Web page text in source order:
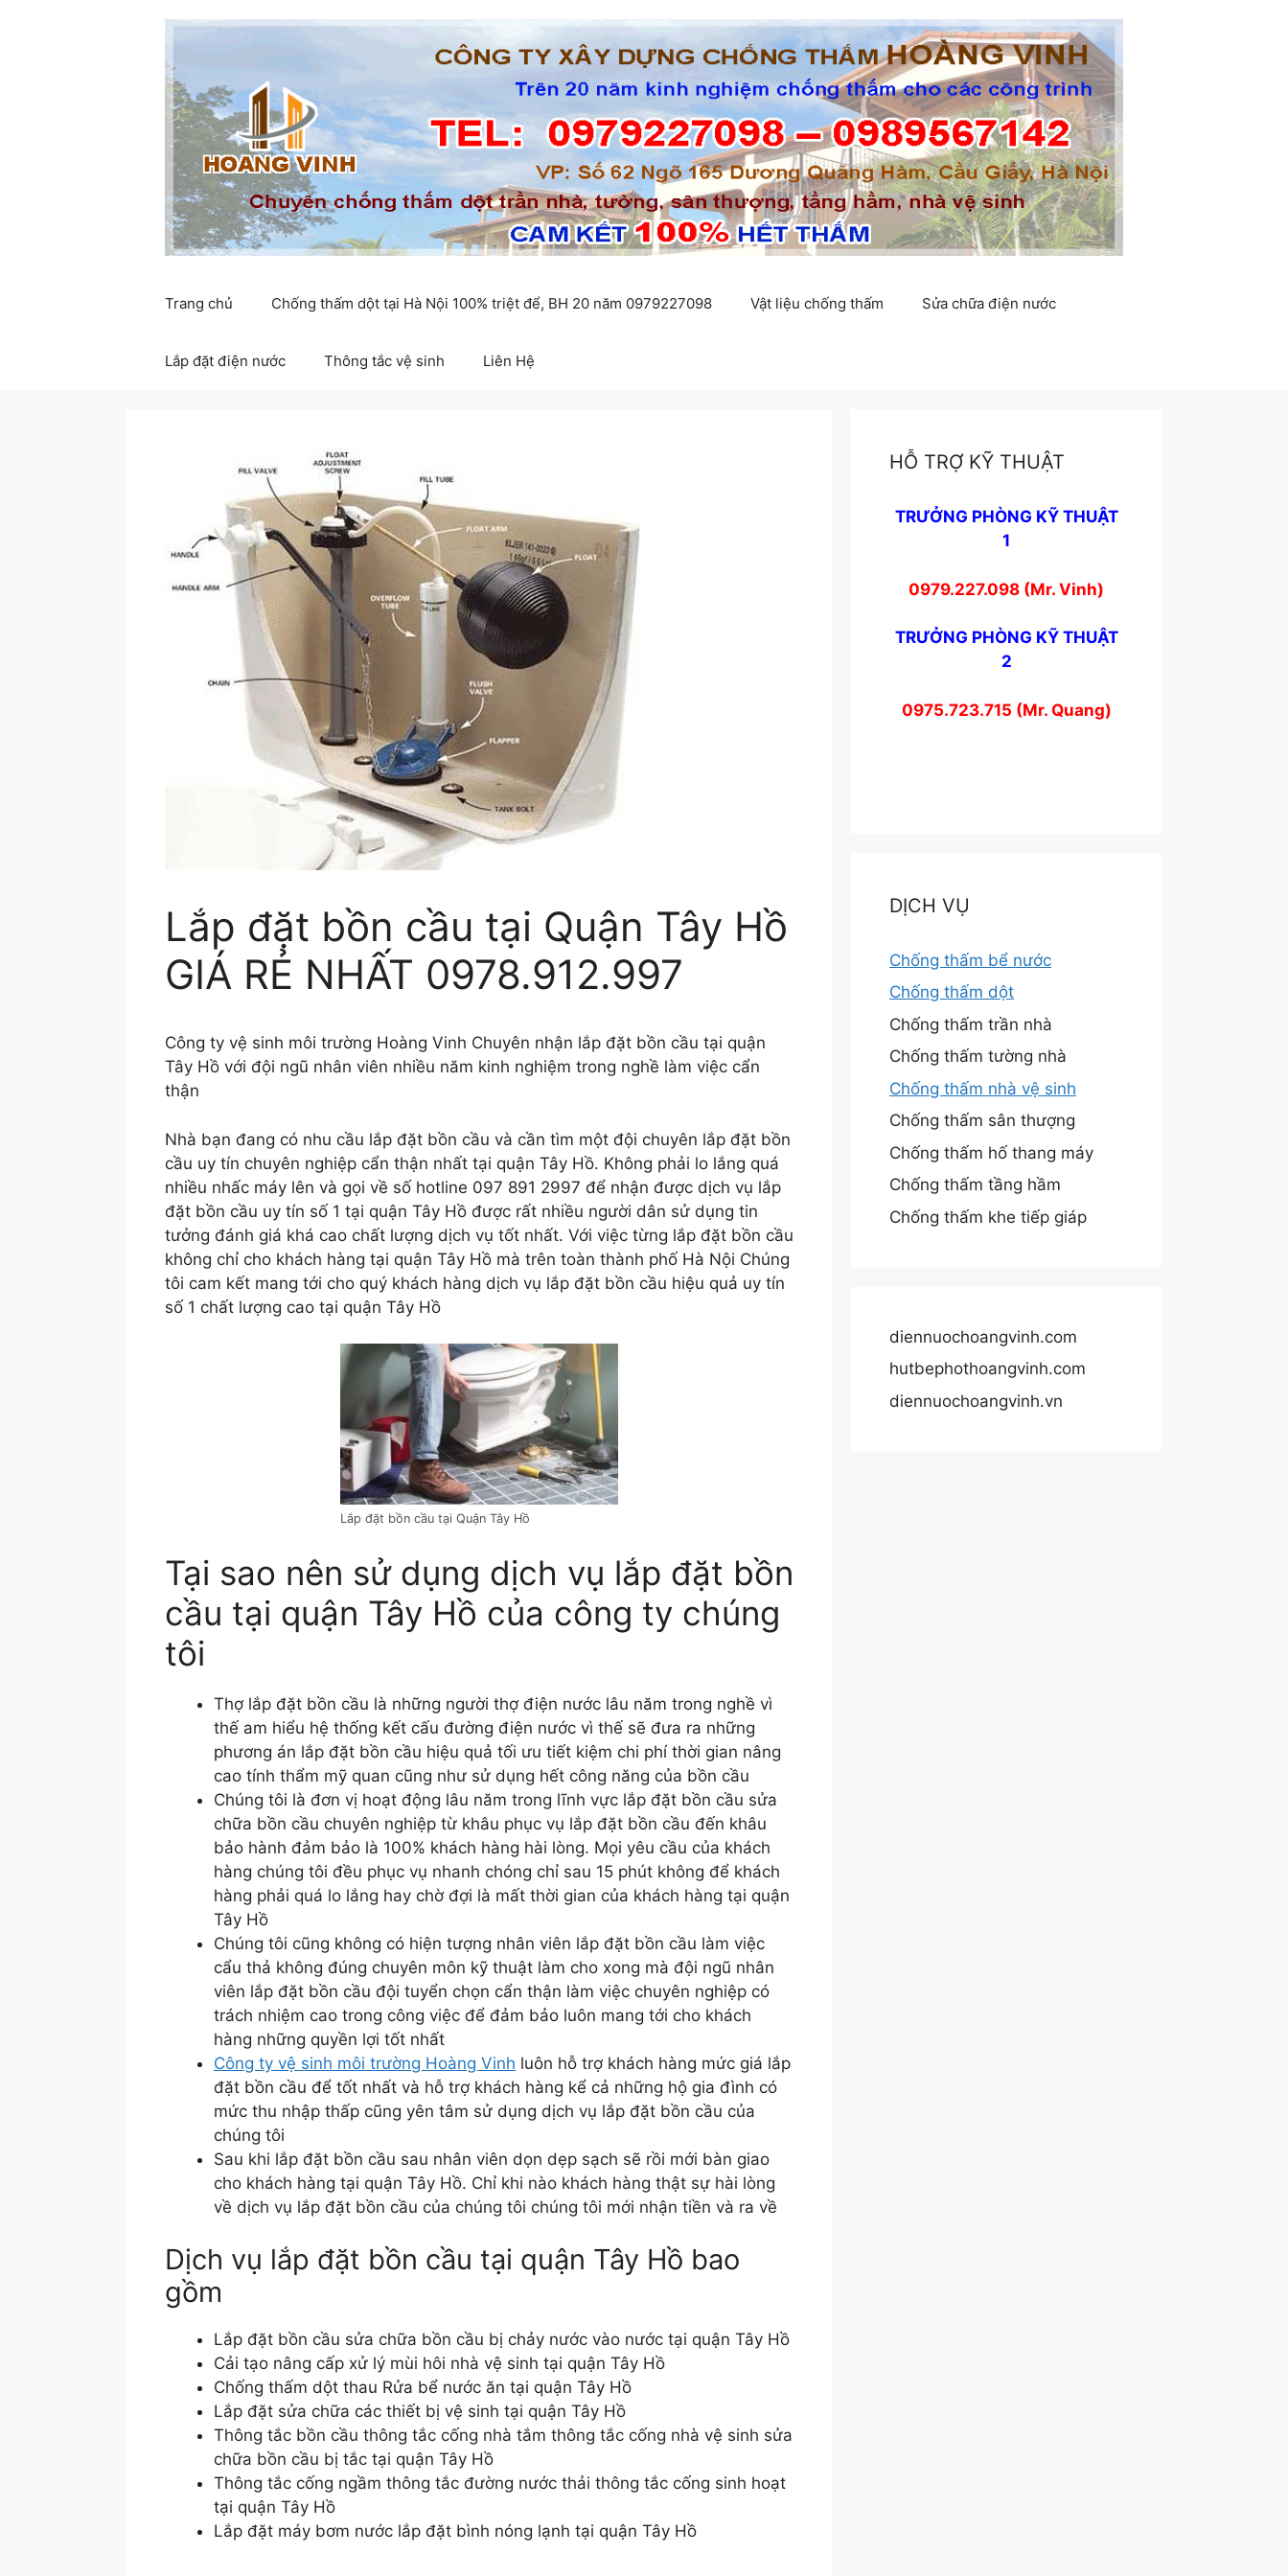
Trang chủ Chống thấm dột tại Hà Nội 100% triệt để, BH 20 năm 0979227098 Vật liệu chống thấm Sửa chữa điện nước
Lắp đặt điện nước Thông tắc vệ sinh Liên Hệ
Lắp đặt bồn cầu tại Quận Tây Hồ
GIÁ RẺ NHẤT 0978.912.997
Công ty vệ sinh môi trường Hoàng Vinh Chuyên nhận lắp đặt bồn cầu tại quận
Tây Hồ với đội ngũ nhân viên nhiều năm kinh nghiệm trong nghề làm việc cẩn
thận
Nhà bạn đang có nhu cầu lắp đặt bồn cầu và cần tìm một đội chuyên lắp đặt bồn
cầu uy tín chuyên nghiệp cẩn thận nhất tại quận Tây Hồ. Không phải lo lắng quá
nhiều nhấc máy lên và gọi về số hotline 097 891 2997 để nhận được dịch vụ lắp
đặt bồn cầu uy tín số 1 tại quận Tây Hồ được rất nhiều người dân sử dụng tin
tưởng đánh giá khá cao chất lượng dịch vụ tốt nhất. Với việc từng lắp đặt bồn cầu
không chỉ cho khách hàng tại quận Tây Hồ mà trên toàn thành phố Hà Nội Chúng
tôi cam kết mang tới cho quý khách hàng dịch vụ lắp đặt bồn cầu hiệu quả uy tín
số 1 chất lượng cao tại quận Tây Hồ
Lắp đặt bồn cầu tại Quận Tây Hồ
Tại sao nên sử dụng dịch vụ lắp đặt bồn
cầu tại quận Tây Hồ của công ty chúng
tôi
Thợ lắp đặt bồn cầu là những người thợ điện nước lâu năm trong nghề vì
thế am hiểu hệ thống kết cấu đường điện nước vì thế sẽ đưa ra những
phương án lắp đặt bồn cầu hiệu quả tối ưu tiết kiệm chi phí thời gian nâng
cao tính thẩm mỹ quan cũng như sử dụng hết công năng của bồn cầu
Chúng tôi là đơn vị hoạt động lâu năm trong lĩnh vực lắp đặt bồn cầu sửa
chữa bồn cầu chuyên nghiệp từ khâu phục vụ lắp đặt bồn cầu đến khâu
bảo hành đảm bảo là 100% khách hàng hài lòng. Mọi yêu cầu của khách
hàng chúng tôi đều phục vụ nhanh chóng chỉ sau 15 phút không để khách
hàng phải quá lo lắng hay chờ đợi là mất thời gian của khách hàng tại quận
Tây Hồ
Chúng tôi cũng không có hiện tượng nhân viên lắp đặt bồn cầu làm việc
cẩu thả không đúng chuyên môn kỹ thuật làm cho xong mà đội ngũ nhân
viên lắp đặt bồn cầu đội tuyển chọn cẩn thận làm việc chuyên nghiệp có
trách nhiệm cao trong công việc để đảm bảo luôn mang tới cho khách
hàng những quyền lợi tốt nhất
Công ty vệ sinh môi trường Hoàng Vinh luôn hỗ trợ khách hàng mức giá lắp
đặt bồn cầu để tốt nhất và hỗ trợ khách hàng kể cả những hộ gia đình có
mức thu nhập thấp cũng yên tâm sử dụng dịch vụ lắp đặt bồn cầu của
chúng tôi
Sau khi lắp đặt bồn cầu sau nhân viên dọn dẹp sạch sẽ rồi mới bàn giao
cho khách hàng tại quận Tây Hồ. Chỉ khi nào khách hàng thật sự hài lòng
về dịch vụ lắp đặt bồn cầu của chúng tôi chúng tôi mới nhận tiền và ra về
Dịch vụ lắp đặt bồn cầu tại quận Tây Hồ bao
gồm
Lắp đặt bồn cầu sửa chữa bồn cầu bị chảy nước vào nước tại quận Tây Hồ
Cải tạo nâng cấp xử lý mùi hôi nhà vệ sinh tại quận Tây Hồ
Chống thấm dột thau Rửa bể nước ăn tại quận Tây Hồ
Lắp đặt sửa chữa các thiết bị vệ sinh tại quận Tây Hồ
Thông tắc bồn cầu thông tắc cống nhà tắm thông tắc cống nhà vệ sinh sửa
chữa bồn cầu bị tắc tại quận Tây Hồ
Thông tắc cống ngầm thông tắc đường nước thải thông tắc cống sinh hoạt
tại quận Tây Hồ
Lắp đặt máy bơm nước lắp đặt bình nóng lạnh tại quận Tây Hồ
HỖ TRỢ KỸ THUẬT
TRƯỞNG PHÒNG KỸ THUẬT
1
0979.227.098 (Mr. Vinh)
TRƯỞNG PHÒNG KỸ THUẬT
2
0975.723.715 (Mr. Quang)
DỊCH VỤ
Chống thấm bể nước
Chống thấm dột
Chống thấm trần nhà
Chống thấm tường nhà
Chống thấm nhà vệ sinh
Chống thấm sân thượng
Chống thấm hố thang máy
Chống thấm tầng hầm
Chống thấm khe tiếp giáp
diennuochoangvinh.com
hutbephothoangvinh.com
diennuochoangvinh.vn